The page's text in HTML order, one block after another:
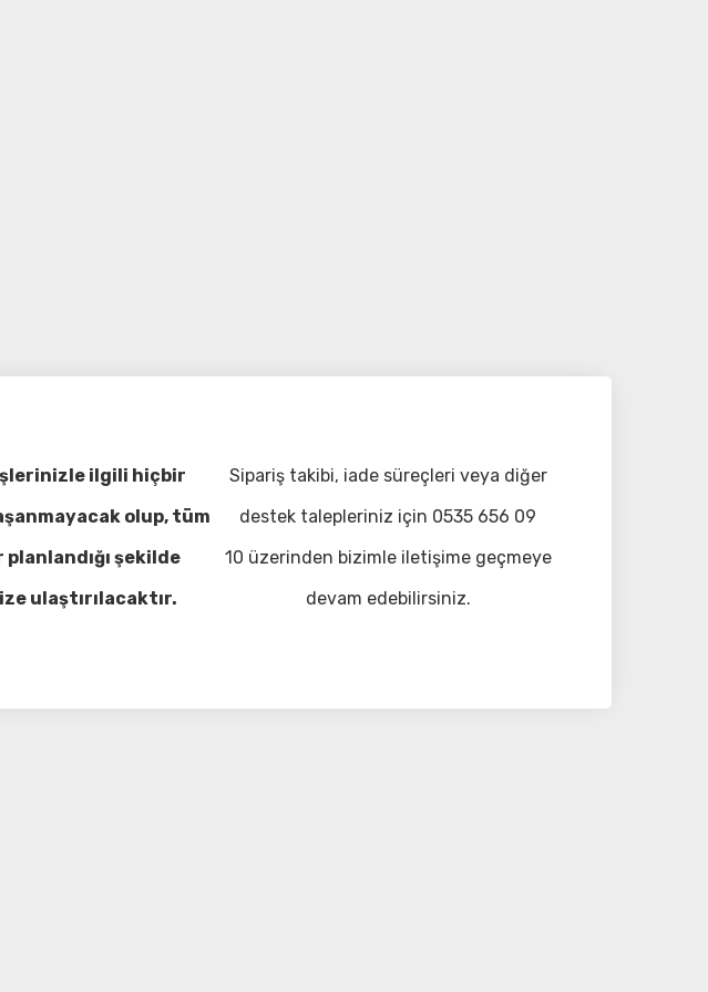
ilgili hiçbir
olup, tüm
şekilde
ulaştırılacaktır.
Sipariş takibi, iade süreçleri veya diğer
destek talepleriniz için 0535 656 09
10 üzerinden bizimle iletişime geçmeye
devam edebilirsiniz.